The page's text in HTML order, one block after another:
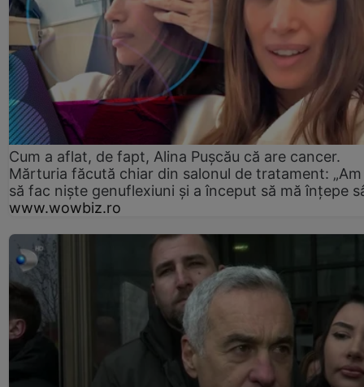
Cum a aflat, de fapt, Alina Pușcău că are cancer.
Mărturia făcută chiar din salonul de tratament:
să fac niște genuflexiuni și a început să mă înțepe
www.wowbiz.ro